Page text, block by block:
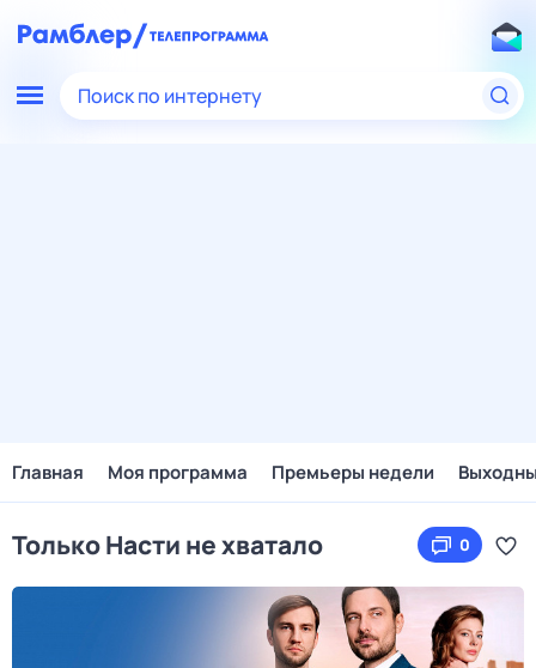
Поиск по интернету
Главная Моя программа Премьеры недели
Только Насти не хватало 0